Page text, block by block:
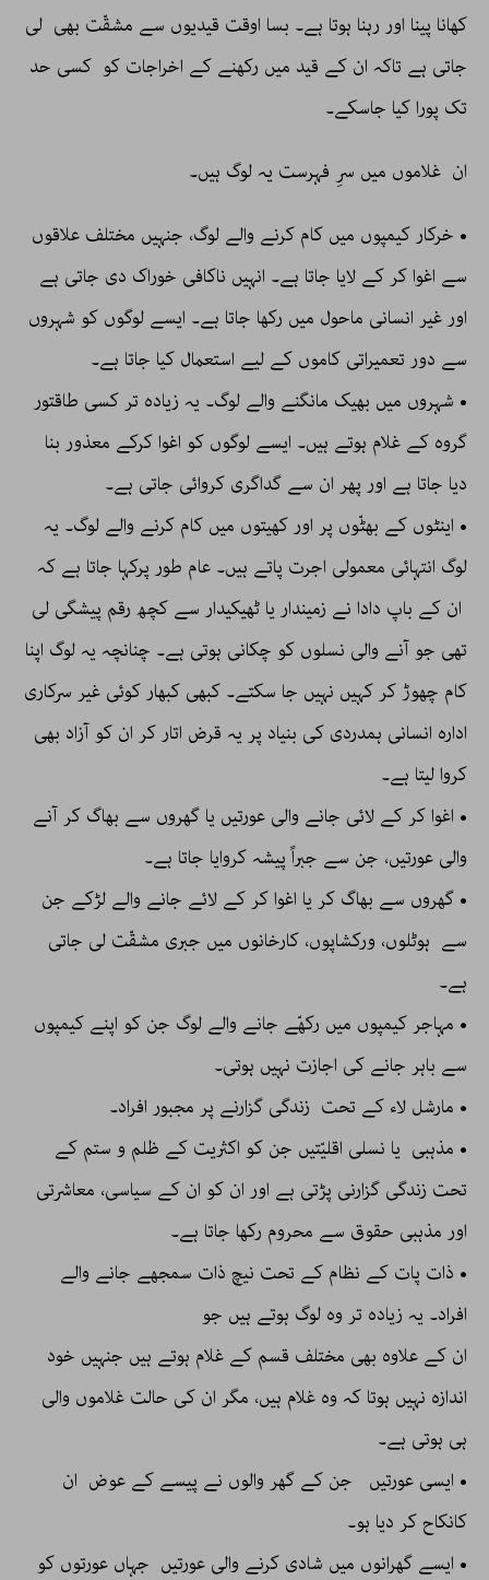
کھانا پینا اور رہنا ہوتا ہے۔ بسا اوقت قیدیوں سے مشقّت بھی لی
جاتی ہے تاکہ ان کے قید میں رکھنے کے اخراجات کو کسی حد
تک پورا کیا جاسکے۔
ان غلاموں میں سرِ فہرست یہ لوگ ہیں۔
• خرکار کیمپوں میں کام کرنے والے لوگ، جنہیں مختلف علاقوں
سے اغوا کر کے لایا جاتا ہے۔ انہیں ناکافی خوراک دی جاتی ہے
اور غیر انسانی ماحول میں رکھا جاتا ہے۔ ایسے لوگوں کو شہروں
سے دور تعمیراتی کاموں کے لیے استعمال کیا جاتا ہے۔
• شہروں میں بھیک مانگنے والے لوگ۔ یہ زیادہ تر کسی طاقتور
گروہ کے غلام ہوتے ہیں۔ ایسے لوگوں کو اغوا کرکے معذور بنا
دیا جاتا ہے اور پھر ان سے گداگری کروائی جاتی ہے۔
• اینٹوں کے بھٹّوں پر اور کھیتوں میں کام کرنے والے لوگ۔ یہ
لوگ انتہائی معمولی اجرت پاتے ہیں۔ عام طور پرکہا جاتا ہے کہ
ان کے باپ دادا نے زمیندار یا ٹھیکیدار سے کچھ رقم پیشگی لی
تھی جو آنے والی نسلوں کو چکانی ہوتی ہے۔ چنانچہ یہ لوگ اپنا
کام چھوڑ کر کہیں نہیں جا سکتے۔ کبھی کبھار کوئی غیر سرکاری
ادارہ انسانی ہمدردی کی بنیاد پر یہ قرض اتار کر ان کو آزاد بھی
کروا لیتا ہے۔
• اغوا کر کے لائی جانے والی عورتیں یا گھروں سے بھاگ کر آنے
والی عورتیں، جن سے جبراً پیشہ کروایا جاتا ہے۔
• گھروں سے بھاگ کر یا اغوا کر کے لائے جانے والے لڑکے جن
سے ہوٹلوں، ورکشاپوں، کارخانوں میں جبری مشقّت لی جاتی
ہے۔
• مہاجر کیمپوں میں رکھّے جانے والے لوگ جن کو اپنے کیمپوں
سے باہر جانے کی اجازت نہیں ہوتی۔
• مارشل لاء کے تحت زندگی گزارنے پر مجبور افراد۔
• مذہبی یا نسلی اقلیّتیں جن کو اکثریت کے ظلم و ستم کے
تحت زندگی گزارنی پڑتی ہے اور ان کو ان کے سیاسی، معاشرتی
اور مذہبی حقوق سے محروم رکھا جاتا ہے۔
• ذات پات کے نظام کے تحت نیچ ذات سمجھے جانے والے
افراد۔ یہ زیادہ تر وہ لوگ ہوتے ہیں جو
ان کے علاوہ بھی مختلف قسم کے غلام ہوتے ہیں جنہیں خود
اندازہ نہیں ہوتا کہ وہ غلام ہیں، مگر ان کی حالت غلاموں والی
ہی ہوتی ہے۔
• ایسی عورتیں جن کے گھر والوں نے پیسے کے عوض ان
کانکاح کر دیا ہو۔
• ایسے گھرانوں میں شادی کرنے والی عورتیں جہاں عورتوں کو